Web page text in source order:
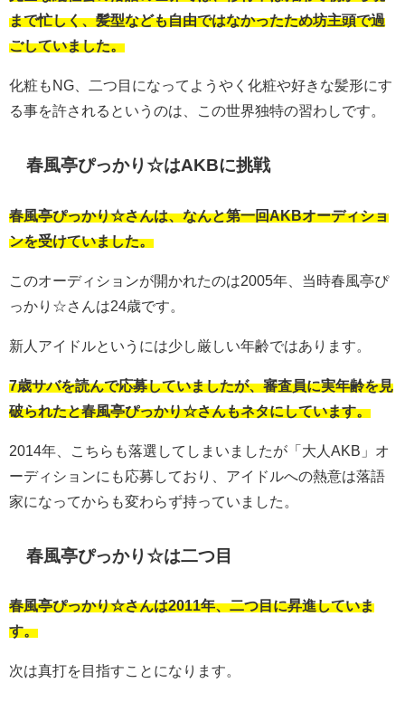
まで忙しく、髪型なども自由ではなかったため坊主頭で過
ごしていました。
化粧もNG、二つ目になってようやく化粧や好きな髪形にす
る事を許されるというのは、この世界独特の習わしです。
春風亭ぴっかり☆はAKBに挑戦
春風亭ぴっかり☆さんは、なんと第一回AKBオーディショ
ンを受けていました。
このオーディションが開かれたのは2005年、当時春風亭ぴ
っかり☆さんは24歳です。
新人アイドルというには少し厳しい年齢ではあります。
7歳サバを読んで応募していましたが、審査員に実年齢を見
破られたと春風亭ぴっかり☆さんもネタにしています。
2014年、こちらも落選してしまいましたが「大人AKB」オ
ーディションにも応募しており、アイドルへの熱意は落語
家になってからも変わらず持っていました。
春風亭ぴっかり☆は二つ目
春風亭ぴっかり☆さんは2011年、二つ目に昇進していま
す。
次は真打を目指すことになります。